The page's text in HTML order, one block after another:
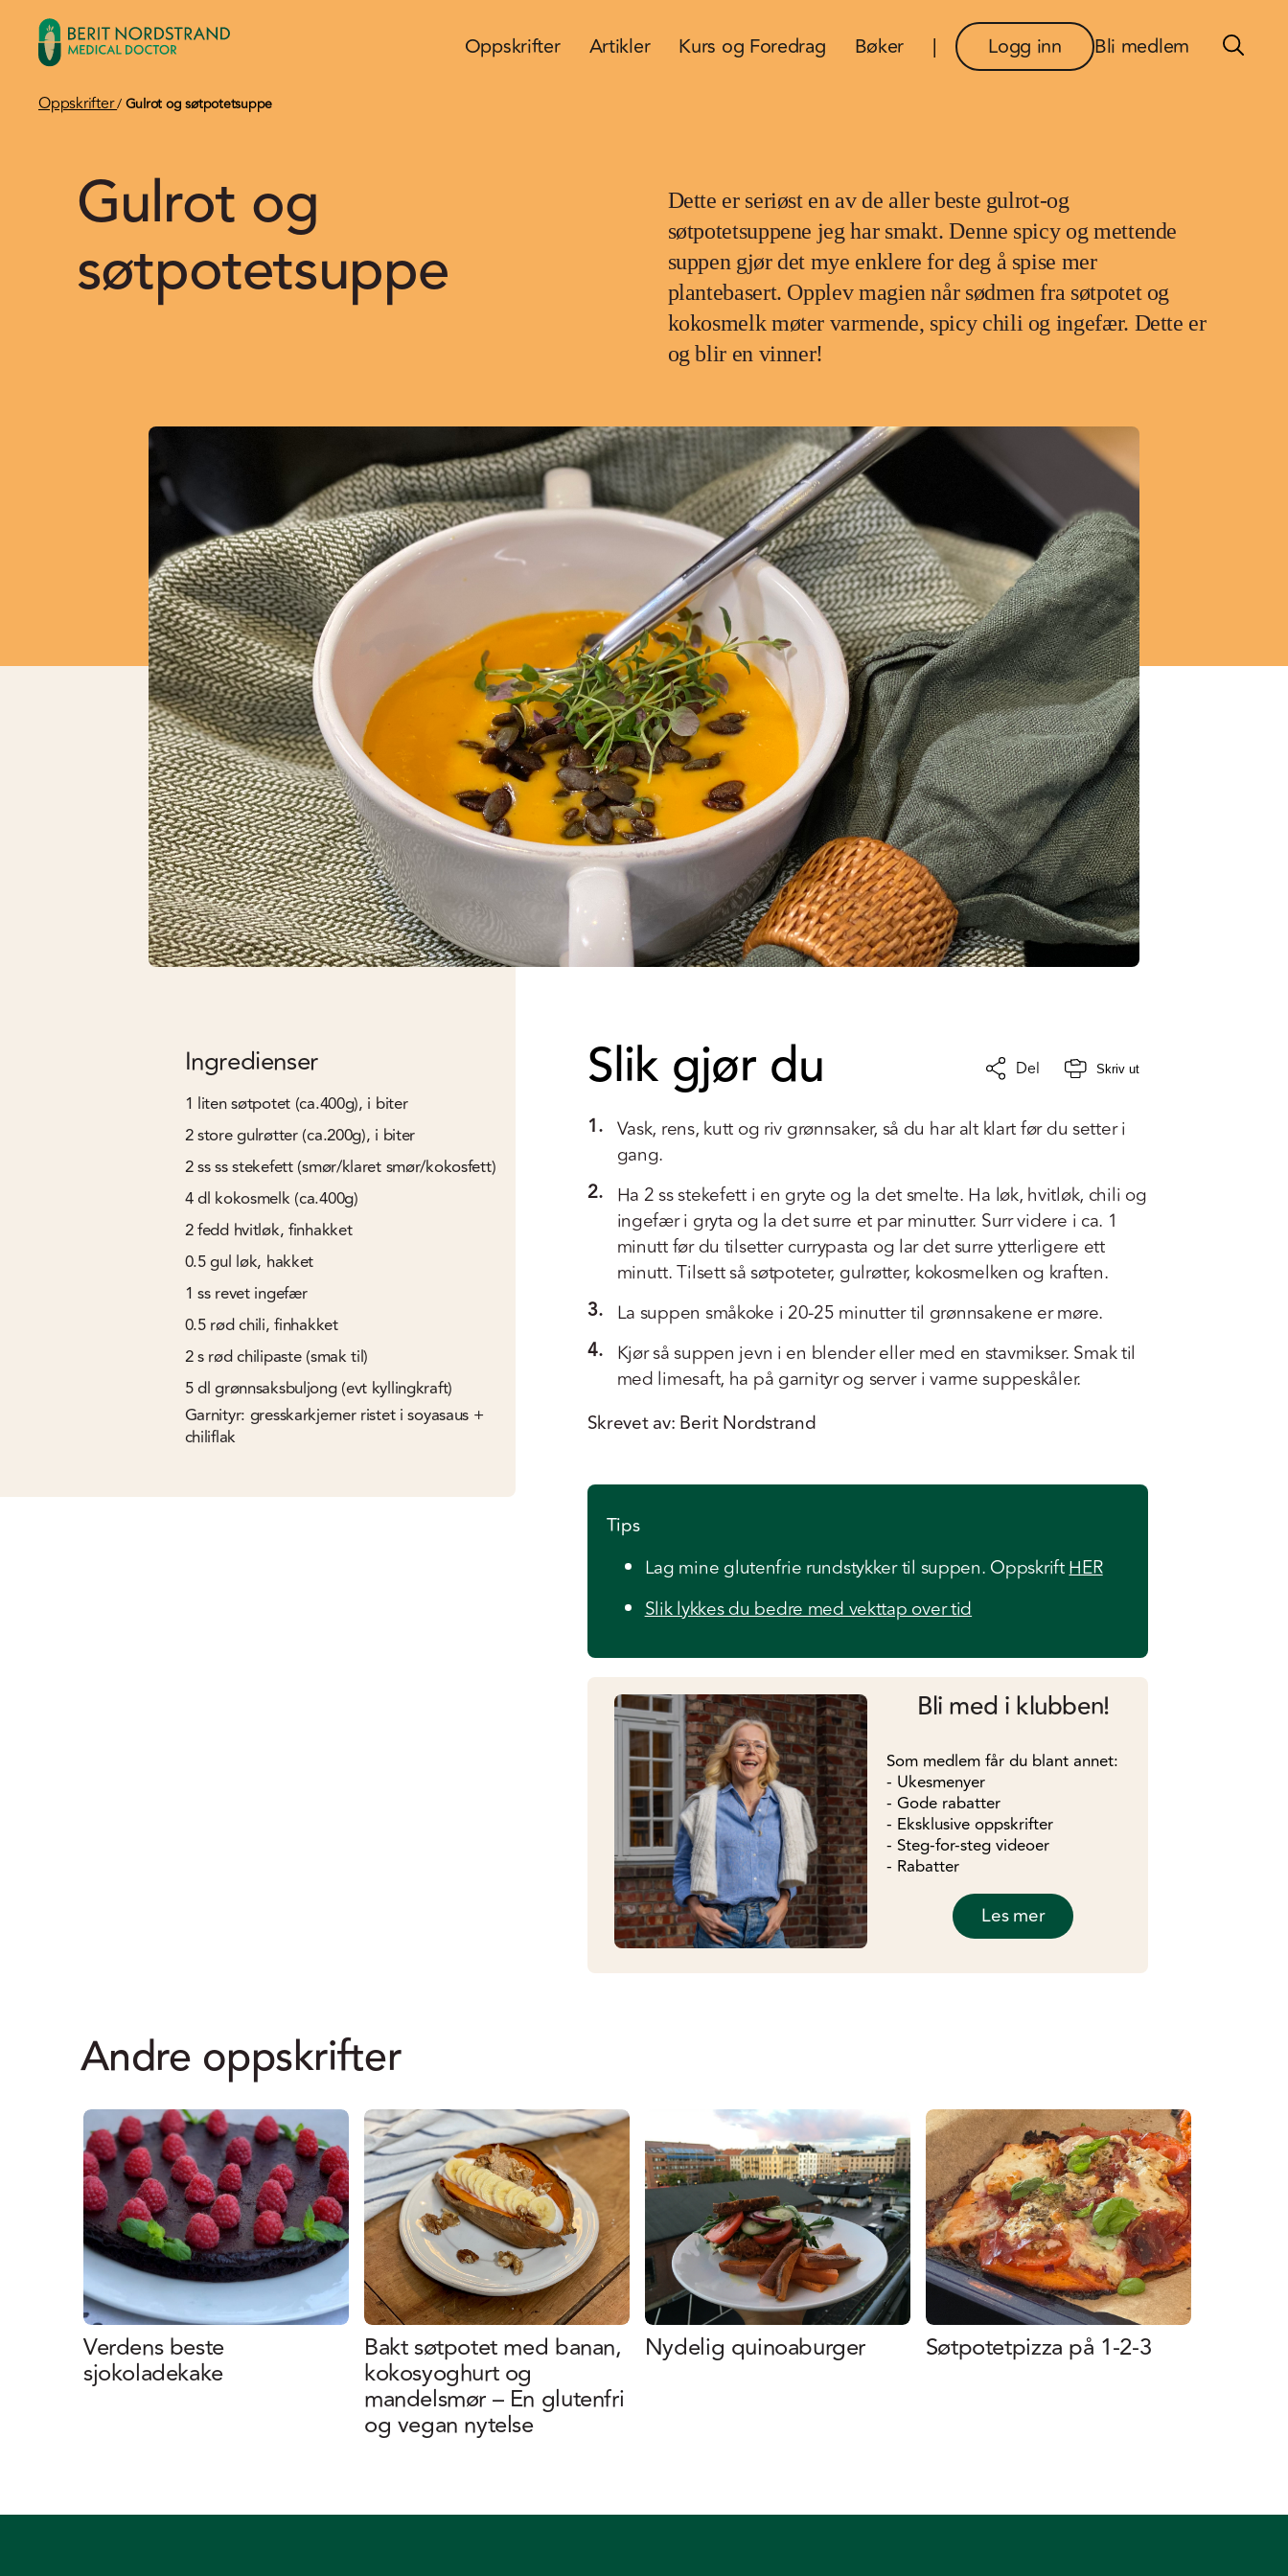
Oppskrifter Artikler Kurs og Foredrag Bøker Logg inn Bli medlem ×
Oppskrifter/Gulrot og søtpotetsuppe
Gulrot og
søtpotetsuppe
Dette er seriøst en av de aller beste gulrot-og
søtpotetsuppene jeg har smakt. Denne spicy og mettende
suppen gjør det mye enklere for deg å spise mer
plantebasert. Opplev magien når sødmen fra søtpotet og
kokosmelk møter varmende, spicy chili og ingefær. Dette er
og blir en vinner!
Ingredienser
1 litensøtpotet (ca.400g), i biter
2store gulrøtter (ca.200g), i biter
2ssss stekefett (smør/klaret smør/kokosfett)
4dl kokosmelk (ca.400g)
2fedd hvitløk, finhakket
0.5gul løk, hakket
1ss revet ingefær
0.5rød chili, finhakket
2s rød chilipaste (smak til)
5dlgrønnsaksbuljong (evt kyllingkraft)
Garnityr: gresskarkjerner ristet i soyasaus +
chiliflak
Slik gjør du Del Skriv ut
1. Vask, rens, kutt og riv grønnsaker, så du har alt klart før du setter i
gang.
2. Ha 2 ss stekefett i en gryte og la det smelte. Ha løk, hvitløk, chili og
ingefær i gryta og la det surre et par minutter. Surr videre i ca. 1
minutt før du tilsetter currypasta og lar det surre ytterligere ett
minutt. Tilsett så søtpoteter, gulrøtter, kokosmelken og kraften.
3. La suppen småkoke i 20-25 minutter til grønnsakene er møre.
4. Kjør så suppen jevn i en blender eller med en stavmikser. Smak til
med limesaft, ha på garnityr og server i varme suppeskåler.
Skrevet av: Berit Nordstrand
Tips
Lag mine glutenfrie rundstykker til suppen. OppskriftHER
Slik lykkes du bedre med vekttap over tid
Bli med i klubben!
Som medlem får du blant annet:
- Ukesmenyer
- Gode rabatter
- Eksklusive oppskrifter
- Steg-for-steg videoer
- Rabatter
Les mer
Andre oppskrifter
Verdens beste
sjokoladekake
Bakt søtpotet med banan,
kokosyoghurt og
mandelsmør – En glutenfri
og vegan nytelse
Nydelig quinoaburger Søtpotetpizza på 1-2-3